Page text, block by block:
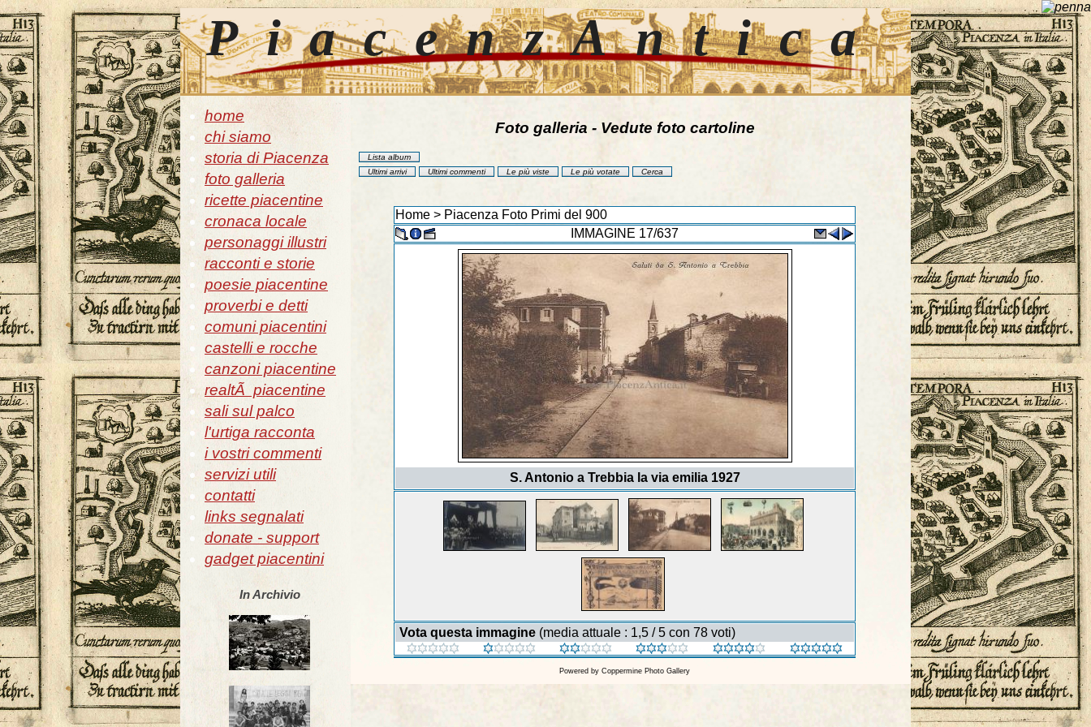
PiacenzAntica
home
chi siamo
storia di Piacenza
foto galleria
ricette piacentine
cronaca locale
personaggi illustri
racconti e storie
poesie piacentine
proverbi e detti
comuni piacentini
castelli e rocche
canzoni piacentine
realtÃ piacentine
sali sul palco
l'urtiga racconta
i vostri commenti
servizi utili
contatti
links segnalati
donate - support
gadget piacentini
In Archivio
Foto galleria - Vedute foto cartoline
Lista album
Ultimi arrivi
Ultimi commenti Le più viste Le più votate Cerca
Home > Piacenza Foto Primi del 900
IMMAGINE 17/637
S. Antonio a Trebbia la via emilia 1927
Vota questa immagine (media attuale : 1,5 / 5 con 78 voti)
Powered by Coppermine Photo Gallery